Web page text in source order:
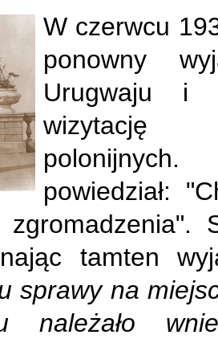
W czerwcu
ponowny
Urugwaju i
powiedział:
zgromadzenia".
tamten
sprawy na
należało